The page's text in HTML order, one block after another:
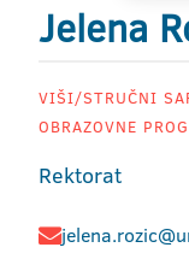
Jelena
VIŠI/STRUČNI
OBRAZOVNE
Rektorat